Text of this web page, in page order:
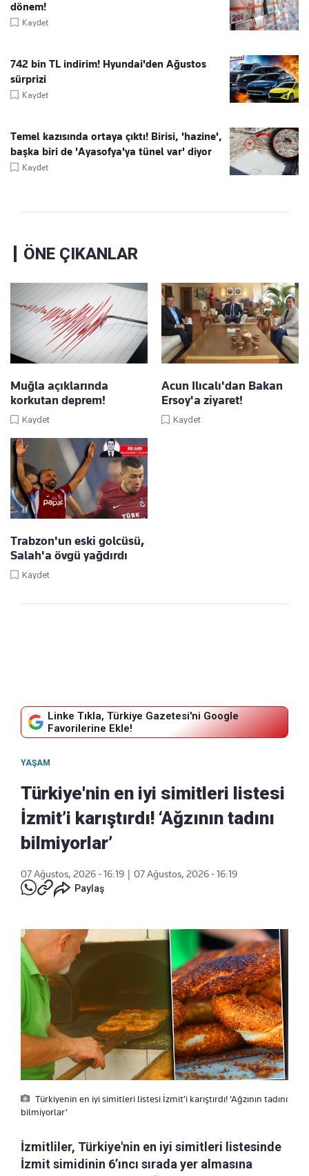
dönem!
Kaydet
742 bin TL indirim! Hyundai'den Ağustos
sürprizi
Kaydet
Temel kazısında ortaya çıktı! Birisi, 'hazine',
başka biri de 'Ayasofya'ya tünel var' diyor
Kaydet
ÖNE ÇIKANLAR
Muğla açıklarında
korkutan deprem!
Kaydet
Acun Ilıcalı'dan Bakan
Ersoy'a ziyaret!
Kaydet
Trabzon'un eski golcüsü,
Salah'a övgü yağdırdı
Kaydet
Linke Tıkla, Türkiye Gazetesi'ni Google
Favorilerine Ekle!
YAŞAM
Türkiye'nin en iyi simitleri listesi
İzmit’i karıştırdı! ‘Ağzının tadını
bilmiyorlar’
07 Ağustos, 2026 - 16:19
07 Ağustos, 2026 - 16:19
Paylaş
Türkiyenin en iyi simitleri listesi İzmit’i karıştırdı! ‘Ağzının tadını
bilmiyorlar’
İzmitliler, Türkiye'nin en iyi simitleri listesinde
İzmit simidinin 6’ıncı sırada yer almasına